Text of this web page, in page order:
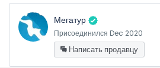
Мегатур
Присоединился Dec 2020
Написать продавцу